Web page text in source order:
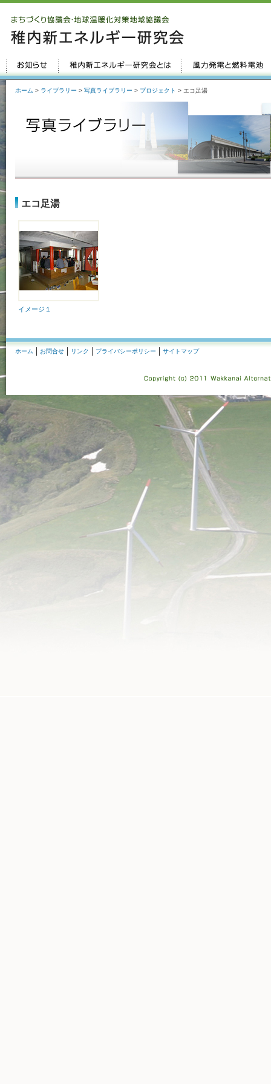
ホーム > ライブラリー > 写真ライブラリー > プロジェクト > エコ足湯
エコ足湯
イメージ１
ホーム お問合せ リンク プライバシーポリシー サイトマップ